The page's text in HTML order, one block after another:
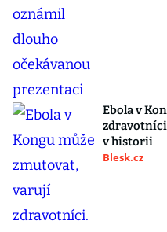
Ebola v
v historii
Blesk.cz